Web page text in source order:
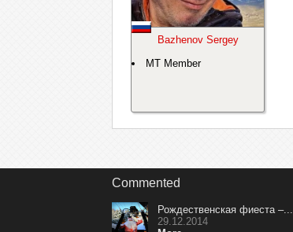
Bazhenov Sergey
MT Member
Commented
Рождественская фиеста –...
29.12.2014